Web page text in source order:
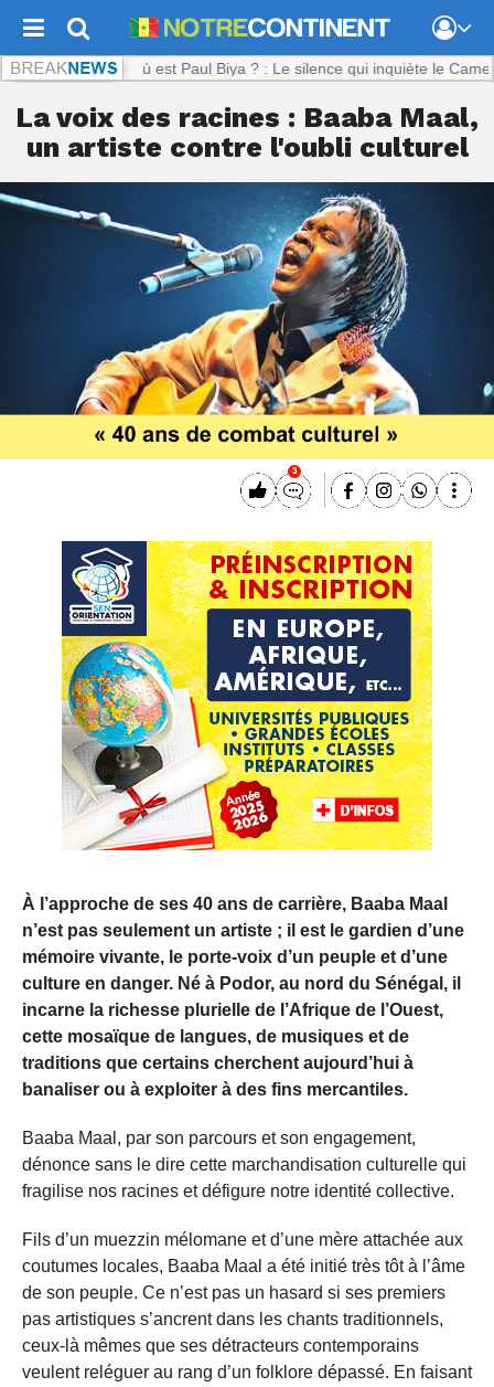
: Où est Paul Biya ? : Le silence qui inquiète le Cameroun
La voix des racines : Baaba Maal,
un artiste contre l'oubli culturel
3
À l’approche de ses 40 ans de carrière, Baaba Maal
n’est pas seulement un artiste ; il est le gardien d’une
mémoire vivante, le porte-voix d’un peuple et d’une
culture en danger. Né à Podor, au nord du Sénégal, il
incarne la richesse plurielle de l’Afrique de l’Ouest,
cette mosaïque de langues, de musiques et de
traditions que certains cherchent aujourd’hui à
banaliser ou à exploiter à des fins mercantiles.
Baaba Maal, par son parcours et son engagement,
dénonce sans le dire cette marchandisation culturelle qui
fragilise nos racines et défigure notre identité collective.
Fils d’un muezzin mélomane et d’une mère attachée aux
coutumes locales, Baaba Maal a été initié très tôt à l’âme
de son peuple. Ce n’est pas un hasard si ses premiers
pas artistiques s’ancrent dans les chants traditionnels,
ceux-là mêmes que ses détracteurs contemporains
veulent reléguer au rang d’un folklore dépassé. En faisant